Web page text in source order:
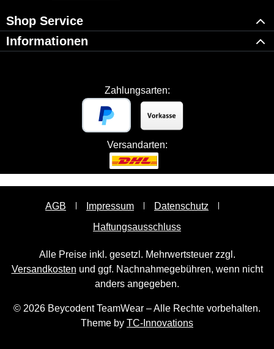
Shop Service
Informationen
Zahlungsarten:
Versandarten:
AGB Impressum
Datenschutz
Haftungsausschluss
Alle Preise inkl. gesetzl. Mehrwertsteuer zzgl.
Versandkosten und ggf. Nachnahmegebühren, wenn nicht
anders angegeben.
© 2026 Beycodent TeamWear – Alle Rechte vorbehalten.
Theme by TC-Innovations